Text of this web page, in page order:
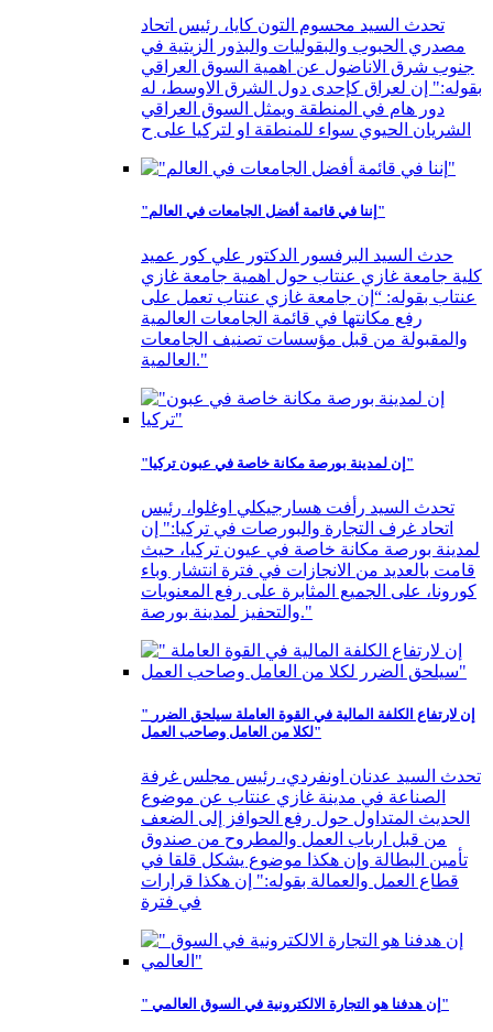
تحدث السيد محسوم التون كايا، رئيس اتحاد
مصدري الحبوب والبقوليات والبذور الزيتية في
جنوب شرق الاناضول عن اهمية السوق العراقي
بقوله:" إن لعراق كإحدى دول الشرق الاوسط، له
دور هام في المنطقة ويمثل السوق العراقي
الشريان الحيوي سواء للمنطقة او لتركيا على ح
"إننا في قائمة أفضل الجامعات في العالم"
حدث السيد البرفسور الدكتور علي كور عميد
كلية جامعة غازي عنتاب حول اهمية جامعة غازي
عنتاب بقوله: “إن جامعة غازي عنتاب تعمل على
رفع مكانتها في قائمة الجامعات العالمية
والمقبولة من قبل مؤسسات تصنيف الجامعات
العالمية."
"إن لمدينة بورصة مكانة خاصة في عبون تركيا"
تحدث السيد رأفت هسارجيكلي اوغلوا، رئيس
اتحاد غرف التجارة والبورصات في تركيا:" إن
لمدينة بورصة مكانة خاصة في عيون تركيا، حيث
قامت بالعديد من الانجازات في فترة انتشار وباء
كورونا، على الجميع المثابرة على رفع المعنويات
والتحفيز لمدينة بورصة."
" إن لارتفاع الكلفة المالية في القوة العاملة سيلحق الضرر
لكلا من العامل وصاحب العمل"
تحدث السيد عدنان اونفردي، رئيس مجلس غرفة
الصناعة في مدينة غازي عنتاب عن موضوع
الحديث المتداول حول رفع الحوافز إلى الضعف
من قبل ارباب العمل والمطروح من صندوق
تأمين البطالة وإن هكذا موضوع يشكل قلقا في
قطاع العمل والعمالة بقوله:" إن هكذا قرارات
في فترة
" إن هدفنا هو التجارة الالكترونية في السوق العالمي"